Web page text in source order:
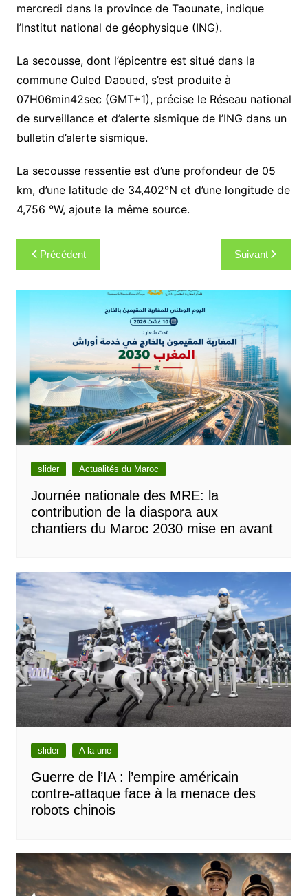
mercredi dans la province de Taounate, indique
l’Institut national de géophysique (ING).
La secousse, dont l’épicentre est situé dans la
commune Ouled Daoued, s’est produite à
07H06min42sec (GMT+1), précise le Réseau national
de surveillance et d’alerte sismique de l’ING dans un
bulletin d’alerte sismique.
La secousse ressentie est d’une profondeur de 05
km, d’une latitude de 34,402°N et d’une longitude de
4,756 °W, ajoute la même source.
Navigation
de
l’article
Précédent Suivant
slider Actualités du Maroc
Journée nationale des MRE: la
contribution de la diaspora aux
chantiers du Maroc 2030 mise en avant
slider A la une
Guerre de l’IA : l’empire américain
contre-attaque face à la menace des
robots chinois